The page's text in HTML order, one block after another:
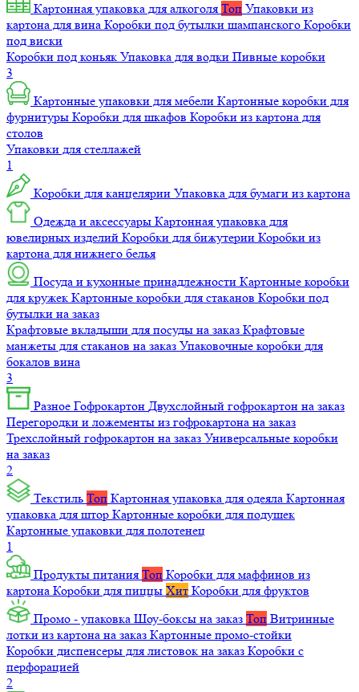
Картонная упаковка для алкоголя Топ Упаковки из
картона для вина Коробки под бутылки шампанского Коробки
под виски
Коробки под коньяк Упаковка для водки Пивные коробки
3
Картонные упаковки для мебели Картонные коробки для
фурнитуры Коробки для шкафов Коробки из картона для
столов
Упаковки для стеллажей
1
Коробки для канцелярии Упаковка для бумаги из картона
Одежда и аксессуары Картонная упаковка для
ювелирных изделий Коробки для бижутерии Коробки из
картона для нижнего белья
Посуда и кухонные принадлежности Картонные коробки
для кружек Картонные коробки для стаканов Коробки под
бутылки на заказ
Крафтовые вкладыши для посуды на заказ Крафтовые
манжеты для стаканов на заказ Упаковочные коробки для
бокалов вина
3
Разное Гофрокартон Двухслойный гофрокартон на заказ
Перегородки и ложементы из гофрокартона на заказ
Трехслойный гофрокартон на заказ Универсальные коробки
на заказ
2
Текстиль Топ Картонная упаковка для одеяла Картонная
упаковка для штор Картонные коробки для подушек
Картонные упаковки для полотенец
1
Продукты питания Топ Коробки для маффинов из
картона Коробки для пиццы Хит Коробки для фруктов
Промо - упаковка Шоу-боксы на заказ Топ Витринные
лотки из картона на заказ Картонные промо-стойки
Коробки диспенсеры для листовок на заказ Коробки с
перфорацией
2